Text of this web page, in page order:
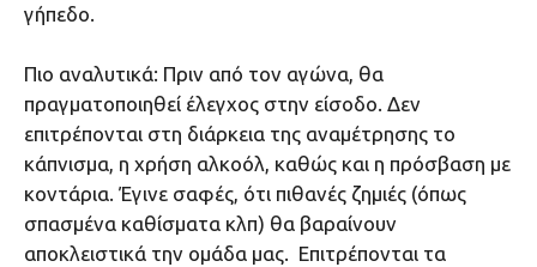
γήπεδο.
Πιο αναλυτικά: Πριν από τον αγώνα, θα
πραγματοποιηθεί έλεγχος στην είσοδο. Δεν
επιτρέπονται στη διάρκεια της αναμέτρησης το
κάπνισμα, η χρήση αλκοόλ, καθώς και η πρόσβαση με
κοντάρια. Έγινε σαφές, ότι πιθανές ζημιές (όπως
σπασμένα καθίσματα κλπ) θα βαραίνουν
αποκλειστικά την ομάδα μας. Επιτρέπονται τα